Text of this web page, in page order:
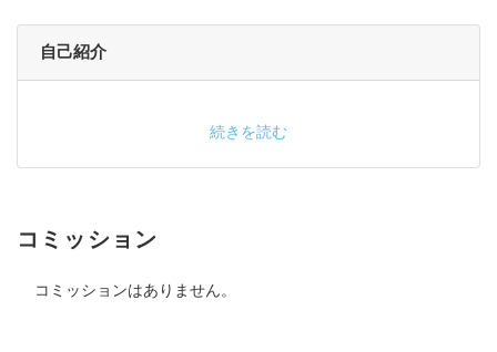
自己紹介
続きを読む
コミッション
コミッションはありません。